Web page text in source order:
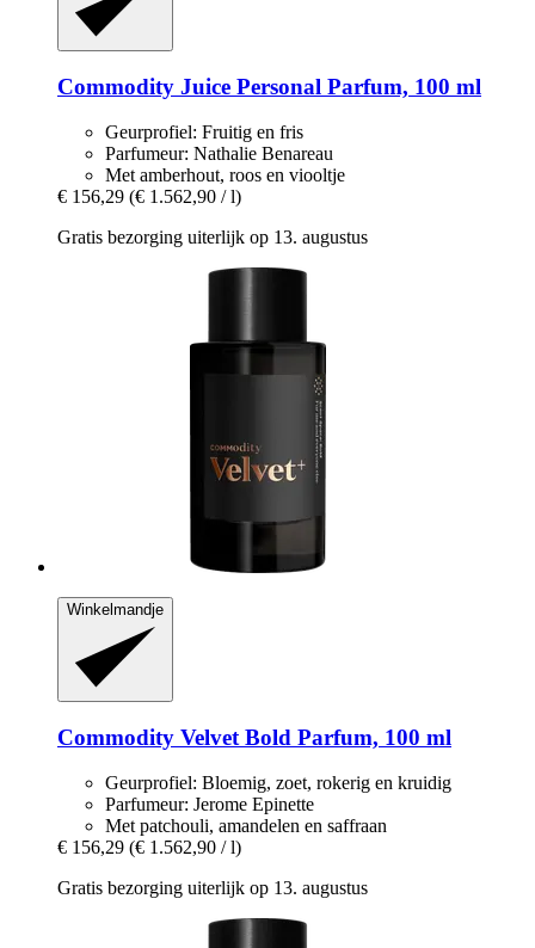
Commodity Juice Personal Parfum, 100 ml
Geurprofiel: Fruitig en fris
Parfumeur: Nathalie Benareau
Met amberhout, roos en viooltje
€ 156,29 (€ 1.562,90 / l)
Gratis bezorging uiterlijk op 13. augustus
Winkelmandje
Commodity Velvet Bold Parfum, 100 ml
Geurprofiel: Bloemig, zoet, rokerig en kruidig
Parfumeur: Jerome Epinette
Met patchouli, amandelen en saffraan
€ 156,29 (€ 1.562,90 / l)
Gratis bezorging uiterlijk op 13. augustus